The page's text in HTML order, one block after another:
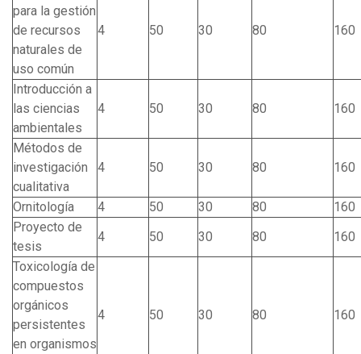
para la gestión
de recursos
naturales de
uso común
4 50 30 80 160
Introducción a
las ciencias
ambientales
4 50 30 80 160
Métodos de
investigación
cualitativa
4 50 30 80 160
Ornitología 4 50 30 80
160
Proyecto de
tesis
4 50 30 80
160
Toxicología de
compuestos
orgánicos
persistentes
en organismos
4 50 30 80 160